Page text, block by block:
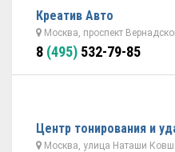
Креатив Авто
Москва, проспект
8 (495) 532-79-85
Центр тонирования и
Москва, улица Наташи